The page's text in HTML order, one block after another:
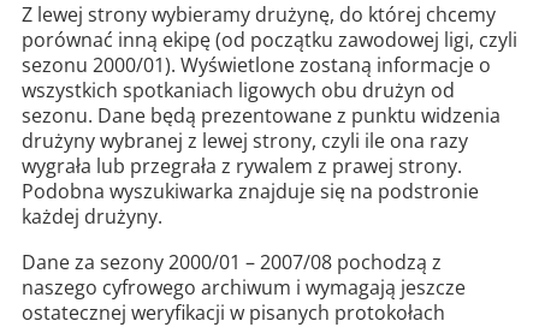
Z lewej strony wybieramy drużynę, do której chcemy
porównać inną ekipę (od początku zawodowej ligi, czyli
sezonu 2000/01). Wyświetlone zostaną informacje o
wszystkich spotkaniach ligowych obu drużyn od
sezonu. Dane będą prezentowane z punktu widzenia
drużyny wybranej z lewej strony, czyli ile ona razy
wygrała lub przegrała z rywalem z prawej strony.
Podobna wyszukiwarka znajduje się na podstronie
każdej drużyny.
Dane za sezony 2000/01 – 2007/08 pochodzą z
naszego cyfrowego archiwum i wymagają jeszcze
ostatecznej weryfikacji w pisanych protokołach